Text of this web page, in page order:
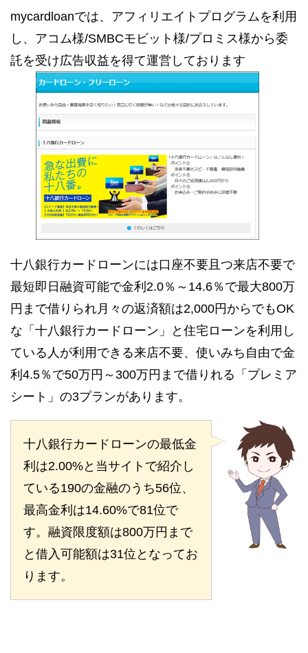
mycardloanでは、アフィリエイトプログラムを利用
し、アコム様/SMBCモビット様/プロミス様から委
託を受け広告収益を得て運営しております
十八銀行カードローンには口座不要且つ来店不要で
最短即日融資可能で金利2.0％～14.6％で最大800万
円まで借りられ月々の返済額は2,000円からでもOK
な「十八銀行カードローン」と住宅ローンを利用し
ている人が利用できる来店不要、使いみち自由で金
利4.5％で50万円～300万円まで借りれる「プレミア
シート」の3プランがあります。
十八銀行カードローンの最低金
利は2.00%と当サイトで紹介し
ている190の金融のうち56位、
最高金利は14.60%で81位で
す。融資限度額は800万円まで
と借入可能額は31位となってお
ります。